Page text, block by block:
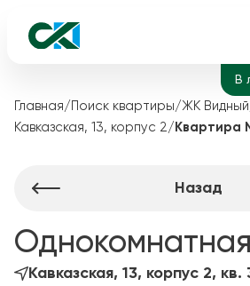
В
Главная/ Поиск квартиры/ЖК Видный
Кавказская, 13, корпус 2/ Квартира
Назад
Однокомнатная
Кавказская, 13, корпус 2, кв.